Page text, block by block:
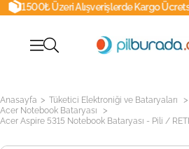
Alışverişlerde Kargo Ücretsiz!
Anasayfa > Tüketici Elektroniği ve Bataryaları >
Acer Notebook Bataryası >
Acer Aspire 5315 Notebook Bataryası - Pili /